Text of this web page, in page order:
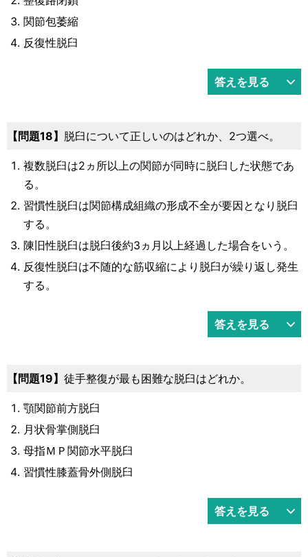
関節包萎縮
反復性脱臼
答えを見る
問題18 脱臼について正しいのはどれか、2つ選べ。
複数脱臼は2ヵ所以上の関節が同時に脱臼した状態であ
る。
習慣性脱臼は関節構成組織の形成不全が要因となり脱臼
する。
陳旧性脱臼は脱臼後約3ヵ月以上経過した場合をいう。
反復性脱臼は不随的な筋収縮により脱臼が繰り返し発生
する。
答えを見る
問題19 徒手整復が最も困難な脱臼はどれか。
顎関節前方脱臼
月状骨掌側脱臼
母指ＭＰ関節水平脱臼
習慣性膝蓋骨外側脱臼
答えを見る